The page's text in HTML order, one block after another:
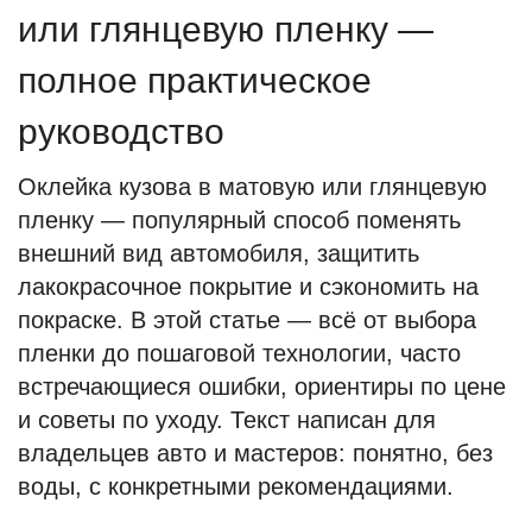
или глянцевую пленку —
полное практическое
руководство
Оклейка кузова в матовую или глянцевую
пленку — популярный способ поменять
внешний вид автомобиля, защитить
лакокрасочное покрытие и сэкономить на
покраске. В этой статье — всё от выбора
пленки до пошаговой технологии, часто
встречающиеся ошибки, ориентиры по цене
и советы по уходу. Текст написан для
владельцев авто и мастеров: понятно, без
воды, с конкретными рекомендациями.